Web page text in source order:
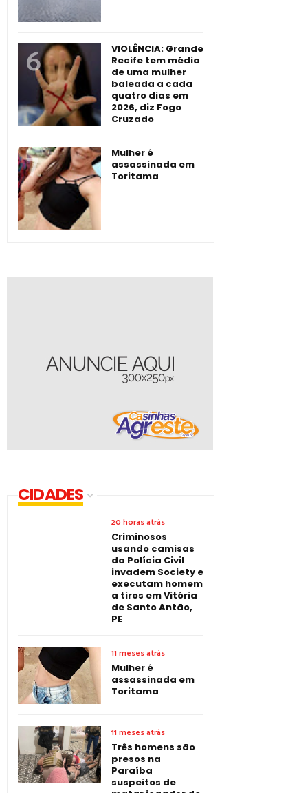
VIOLÊNCIA: Grande
Recife tem média
de uma mulher
baleada a cada
quatro dias em
2026, diz Fogo
Cruzado
Mulher é
assassinada em
Toritama
CIDADES
20 horas atrás
Criminosos
usando camisas
da Polícia Civil
invadem Society e
executam homem
a tiros em Vitória
de Santo Antão,
PE
11 meses atrás
Mulher é
assassinada em
Toritama
11 meses atrás
Três homens são
presos na
Paraíba
suspeitos de